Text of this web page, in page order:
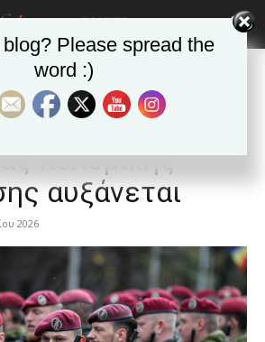
ΕΙΔΗΣΕΙΣ Κόσμος
κίνδυνος
πολεμικής
αυξάνεται
2026
Please spread the
word :)